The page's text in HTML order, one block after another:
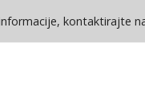
kontaktirajte